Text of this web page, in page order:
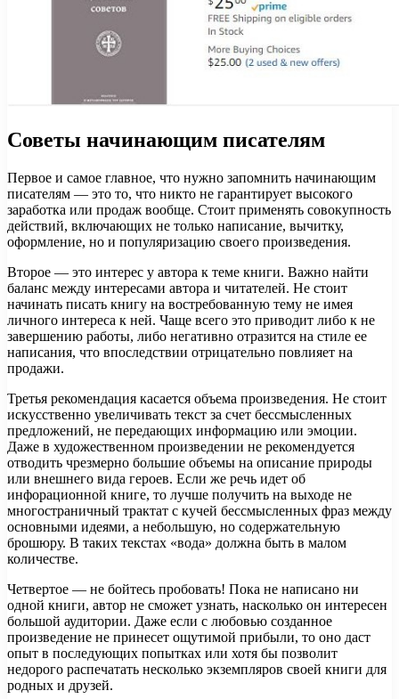
Советы начинающим писателям
Первое и самое главное, что нужно запомнить начинающим
писателям — это то, что никто не гарантирует высокого
заработка или продаж вообще. Стоит применять совокупность
действий, включающих не только написание, вычитку,
оформление, но и популяризацию своего произведения.
Второе — это интерес у автора к теме книги. Важно найти
баланс между интересами автора и читателей. Не стоит
начинать писать книгу на востребованную тему не имея
личного интереса к ней. Чаще всего это приводит либо к не
завершению работы, либо негативно отразится на стиле ее
написания, что впоследствии отрицательно повлияет на
продажи.
Третья рекомендация касается объема произведения. Не стоит
искусственно увеличивать текст за счет бессмысленных
предложений, не передающих информацию или эмоции.
Даже в художественном произведении не рекомендуется
отводить чрезмерно большие объемы на описание природы
или внешнего вида героев. Если же речь идет об
инфорационной книге, то лучше получить на выходе не
многостраничный трактат с кучей бессмысленных фраз между
основными идеями, а небольшую, но содержательную
брошюру. В таких текстах «вода» должна быть в малом
количестве.
Четвертое — не бойтесь пробовать! Пока не написано ни
одной книги, автор не сможет узнать, насколько он интересен
большой аудитории. Даже если с любовью созданное
произведение не принесет ощутимой прибыли, то оно даст
опыт в последующих попытках или хотя бы позволит
недорого распечатать несколько экземпляров своей книги для
родных и друзей.